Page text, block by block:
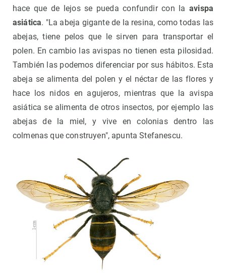
hace que de lejos se pueda confundir con laavispa
asiática. "La abeja gigante de la resina, como todas las
abejas, tiene pelos que le sirven para transportar el
polen. En cambio las avispas no tienen esta pilosidad.
También las podemos diferenciar por sus hábitos. Esta
abeja se alimenta del polen y el néctar de las flores y
hace los nidos en agujeros, mientras que la avispa
asiática se alimenta de otros insectos, por ejemplo las
abejas de la miel, y vive en colonias dentro las
colmenas que construyen", apunta Stefanescu.